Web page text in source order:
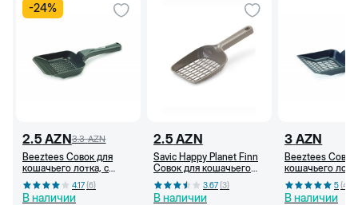
-24%
2.5 AZN3.3 AZN
Beeztees Совок для
кошачьего лотка, с
маленькими
отверстиями (Антрацит)
4.17(6)
В наличии
2.5 AZN
Savic Happy Planet Finn
Совок для кошачьего
лотка, серый3.67(3)
В наличии
3 AZN
Beeztees
кошачьего
большими
(Антрацит) 5(4
В наличии